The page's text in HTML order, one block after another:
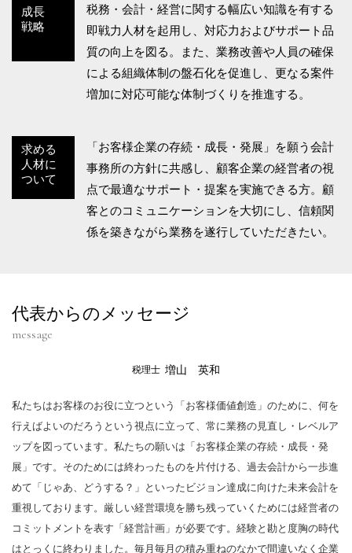
成長
戦略
税務・会計・経営に関する幅広い知識を有する
即戦力人材を起用し、対応力およびサポート品
質の向上を図る。また、業務改善や人員の確保
による組織体制の盤石化を促進し、更なる案件
増加に対応可能な体制づくりを推進する。
求める
人材に
ついて
「お客様企業の存続・成長・発展」を願う会計
事務所の方針に共感し、顧客企業の経営者の視
点で最適なサポート・提案を実施できる方。顧
客とのコミュニケーションを大切にし、信頼関
係を築きながら業務を遂行していただきたい。
代表からのメッセージ
message
税理士 増山 英和
私たちはお客様のお役に立つという「お客様価値創造」のために、何を
行えばよいのだろうという視点に立って、常に業務の見直し・レベルア
ップを図っています。私たちの願いは「お客様企業の存続・成長・発
展」です。そのためには終わったものを片付ける、過去会計から一歩進
めて「じゃあ、どうする？」といったビジョン達成に向けた未来会計を
重視しております。厳しい経営環境を勝ち残っていくためには経営者の
コミットメントを表す「経営計画」が必要です。経験と勘と度胸の時代
はとっくに終わりました。毎月毎月の積み重ねのなかで間違いなく企業